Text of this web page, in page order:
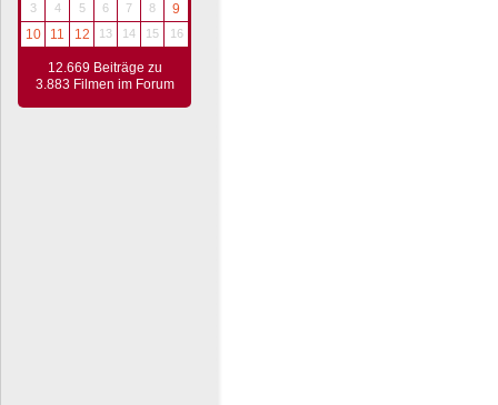
3
4 5 6 7 8
9
10
11 12 13 14 15 16
12.669 Beiträge zu
3.883 Filmen im Forum